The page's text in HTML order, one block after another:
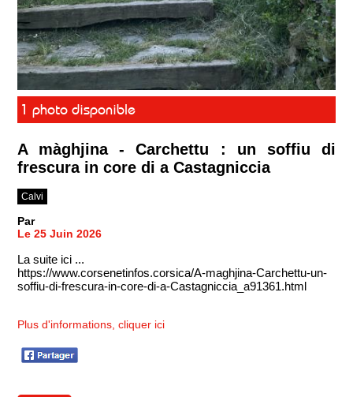
1 photo disponible
A màghjina - Carchettu : un soffiu di
frescura in core di a Castagniccia
Calvi
Par
Le 25 Juin 2026
La suite ici ...
https://www.corsenetinfos.corsica/A-maghjina-Carchettu-un-
soffiu-di-frescura-in-core-di-a-Castagniccia_a91361.html
Plus d'informations, cliquer ici